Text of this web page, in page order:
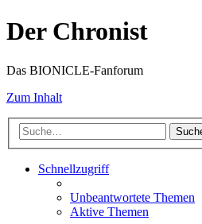
Der Chronist
Das BIONICLE-Fanforum
Zum Inhalt
Schnellzugriff
Unbeantwortete Themen
Aktive Themen